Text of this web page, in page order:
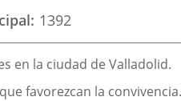
aplicación
externa.externa.
1392
en la ciudad de Valladolid.
favorezcan la convivencia.